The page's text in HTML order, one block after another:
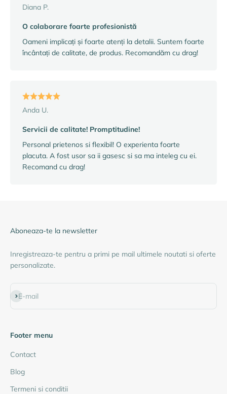
Diana P.
O colaborare foarte profesionistă
Oameni implicați și foarte atenți la detalii. Suntem foarte
încântați de calitate, de produs. Recomandăm cu drag!
Anda U.
Servicii de calitate! Promptitudine!
Personal prietenos si flexibil! O experienta foarte
placuta. A fost usor sa ii gasesc si sa ma inteleg cu ei.
Recomand cu drag!
Aboneaza-te la newsletter
Inregistreaza-te pentru a primi pe mail ultimele noutati si oferte
personalizate.
E-mail
Abonează-te
Footer menu
Contact
Blog
Termeni si conditii